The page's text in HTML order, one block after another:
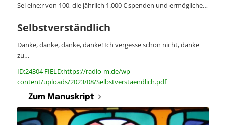
Sei eine:r von 100, die jährlich 1.000 € spenden und ermögliche…
Selbstverständlich
Danke, danke, danke, danke! Ich vergesse schon nicht, danke
zu…
ID:24304 FIELD:https://radio-m.de/wp-
content/uploads/2023/08/Selbstverstaendlich.pdf
Zum Manuskript